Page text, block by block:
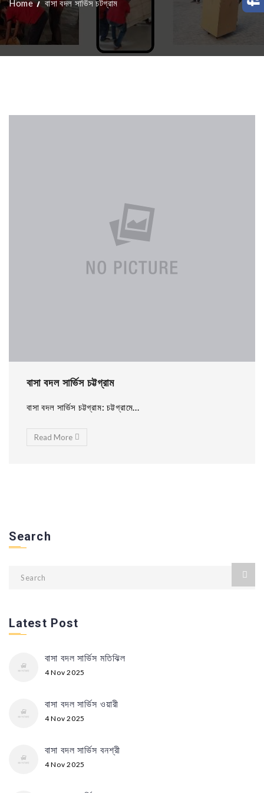
Home বাসা বদল সার্ভিস চটগ্রাম
বাসা বদল সার্ভিস চট্টগ্রাম
বাসা বদল সার্ভিস চট্টগ্রাম: চট্টগ্রামে...
Read More
Search
Latest Post
বাসা বদল সার্ভিস মতিঝিল
4 Nov 2025
বাসা বদল সার্ভিস ওয়ারী
4 Nov 2025
বাসা বদল সার্ভিস বনশ্রী
4 Nov 2025